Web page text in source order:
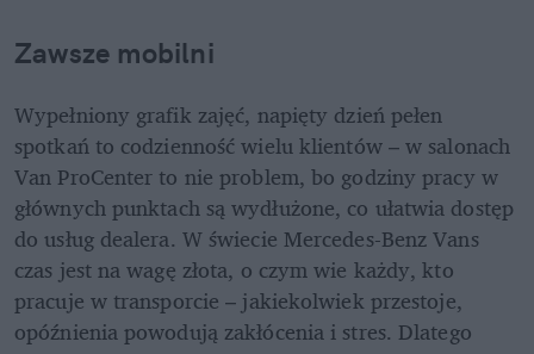
Zawsze mobilni
Wypełniony grafik zajęć, napięty dzień pełen
spotkań to codzienność wielu klientów – w salonach
Van ProCenter to nie problem, bo godziny pracy w
głównych punktach są wydłużone, co ułatwia dostęp
do usług dealera. W świecie Mercedes-Benz Vans
czas jest na wagę złota, o czym wie każdy, kto
pracuje w transporcie – jakiekolwiek przestoje,
opóźnienia powodują zakłócenia i stres. Dlatego